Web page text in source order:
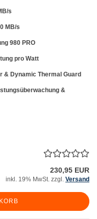
s
MB/s
980 PRO
pro Watt
& Dynamic Thermal Guard
&
230,95 EUR
inkl. 19% MwSt. zzgl. Versand